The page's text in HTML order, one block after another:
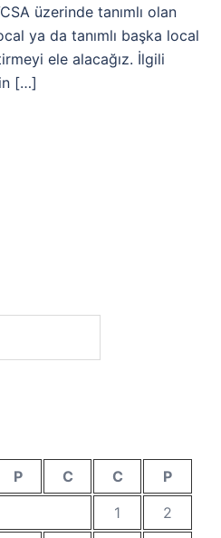
üzerinde tanımlı olan
ya da tanımlı başka local
ele alacağız. İlgili
[…]
P C C
P
1
2